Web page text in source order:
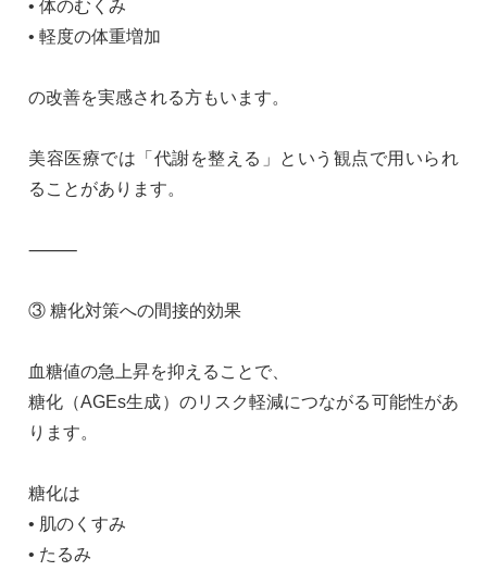
• 体のむくみ
• 軽度の体重増加
の改善を実感される方もいます。
美容医療では「代謝を整える」という観点で用いられ
ることがあります。
⸻
③ 糖化対策への間接的効果
血糖値の急上昇を抑えることで、
糖化（AGEs生成）のリスク軽減につながる可能性があ
ります。
糖化は
• 肌のくすみ
• たるみ